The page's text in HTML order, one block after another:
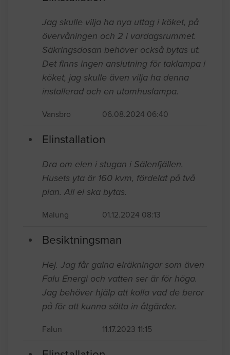
Jag skulle vilja ha nya uttag i köket, på
övervåningen och 2 i vardagsrummet.
Säkringsdosan behöver också bytas ut.
Det finns ingen anslutning för taklampa i
köket, jag skulle även vilja ha denna
installerad och en utomhuslampa.
Vansbro 06.08.2024 06:40
Elinstallation
Dra om elen i stugan i Sälenfjällen.
Husets yta är 160 kvm, fördelat på två
plan. All el ska bytas.
Malung 01.12.2024 08:13
Besiktningsman
Hej. Jag får galna elräkningar som även
Falu Energi och vatten ser är för höga.
Jag behöver hjälp att kolla vad de beror
på för att kunna sätta in åtgärder.
Falun 11.17.2023 11:15